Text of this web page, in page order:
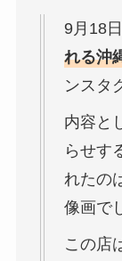
9月18日
れる沖
ンスタ
内容と
らせす
れたの
像画で
この店